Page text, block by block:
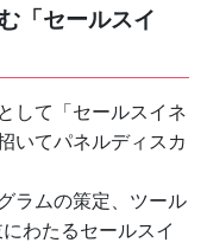
「セールスイ
して「セールスイネ
いてパネルディスカ
ラムの策定、ツール
わたるセールスイ